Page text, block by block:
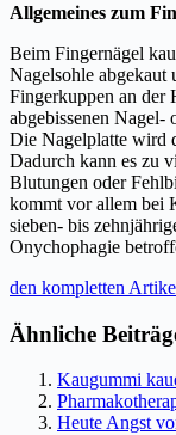
Allgemeines zum
Beim Fingernägel
Nagelsohle abgekaut
Fingerkuppen an der
abgebissenen Nagel-
Die Nagelplatte wird
Dadurch kann es zu
Blutungen oder
kommt vor allem bei
sieben- bis
Onychophagie
den kompletten
Ähnliche
Kaugummi
Heute Angst